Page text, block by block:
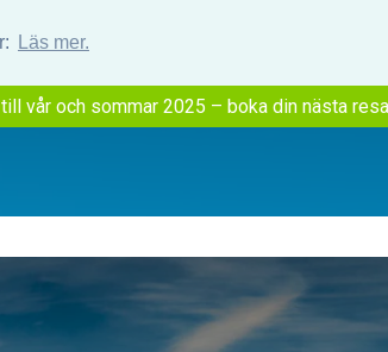
Läs mer.
vår och sommar 2025 – boka din nästa